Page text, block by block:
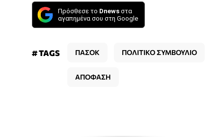
Πρόσθεσε το Dnews στα
αγαπημένα σου στη Google
# TAGS ΠΑΣΟΚ ΠΟΛΙΤΙΚΟ ΣΥΜΒΟΥΛΙΟ
ΑΠΟΦΑΣΗ